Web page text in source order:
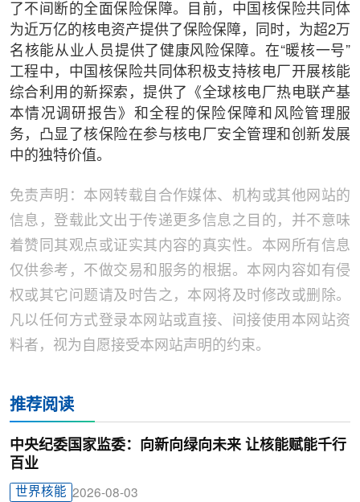
了不间断的全面保险保障。目前，中国核保险共同体
为近万亿的核电资产提供了保险保障，同时，为超2万
名核能从业人员提供了健康风险保障。在“暖核一号”
工程中，中国核保险共同体积极支持核电厂开展核能
综合利用的新探索，提供了《全球核电厂热电联产基
本情况调研报告》和全程的保险保障和风险管理服
务，凸显了核保险在参与核电厂安全管理和创新发展
中的独特价值。
免责声明：本网转载自合作媒体、机构或其他网站的
信息，登载此文出于传递更多信息之目的，并不意味
着赞同其观点或证实其内容的真实性。本网所有信息
仅供参考，不做交易和服务的根据。本网内容如有侵
权或其它问题请及时告之，本网将及时修改或删除。
凡以任何方式登录本网站或直接、间接使用本网站资
料者，视为自愿接受本网站声明的约束。
推荐阅读
中央纪委国家监委：向新向绿向未来 让核能赋能千行
百业
世界核能 2026-08-03